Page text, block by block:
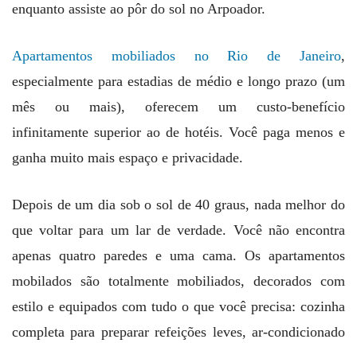
enquanto assiste ao pôr do sol no Arpoador.
Apartamentos mobiliados no Rio de Janeiro,
especialmente para estadias de médio e longo prazo (um
mês ou mais), oferecem um custo-benefício
infinitamente superior ao de hotéis. Você paga menos e
ganha muito mais espaço e privacidade.
Depois de um dia sob o sol de 40 graus, nada melhor do
que voltar para um lar de verdade. Você não encontra
apenas quatro paredes e uma cama. Os apartamentos
mobilados são totalmente mobiliados, decorados com
estilo e equipados com tudo o que você precisa: cozinha
completa para preparar refeições leves, ar-condicionado